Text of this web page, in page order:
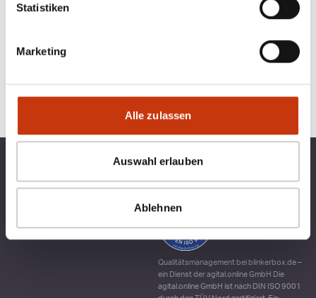
Statistiken
Marketing
Alle zulassen
Auswahl erlauben
Ablehnen
BLINKERBOX
Qualitätsmanagement bei blinkerbox.de –
ein Dienst der agital.online GmbH Die
agital.online GmbH ist nach DIN ISO 9001